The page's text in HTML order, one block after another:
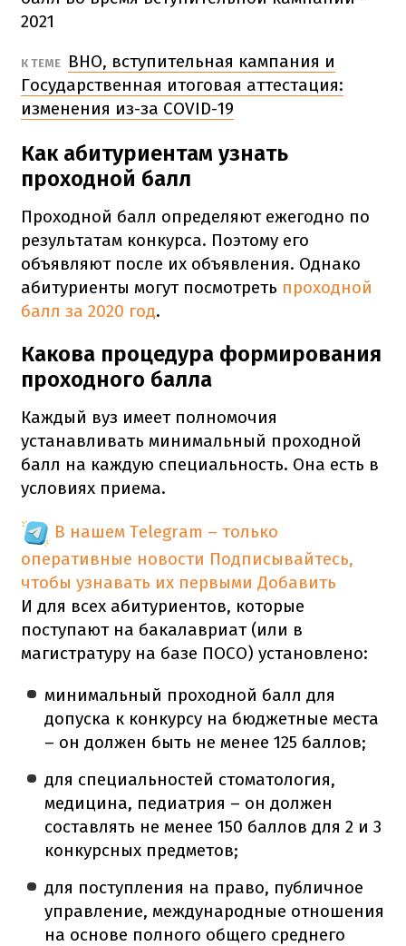
2021
К ТЕМЕ
ВНО, вступительная кампания и
Государственная итоговая аттестация:
изменения из-за COVID-19
Как абитуриентам узнать
проходной балл
Проходной балл определяют ежегодно по
результатам конкурса. Поэтому его
объявляют после их объявления. Однако
абитуриенты могут посмотреть проходной
балл за 2020 год.
Какова процедура формирования
проходного балла
Каждый вуз имеет полномочия
устанавливать минимальный проходной
балл на каждую специальность. Она есть в
условиях приема.
В нашем Telegram – только
оперативные новости Подписывайтесь,
чтобы узнавать их первыми Добавить
И для всех абитуриентов, которые
поступают на бакалавриат (или в
магистратуру на базе ПОСО) установлено:
минимальный проходной балл для
допуска к конкурсу на бюджетные места
– он должен быть не менее 125 баллов;
для специальностей стоматология,
медицина, педиатрия – он должен
составлять не менее 150 баллов для 2 и 3
конкурсных предметов;
для поступления на право, публичное
управление, международные отношения
на основе полного общего среднего